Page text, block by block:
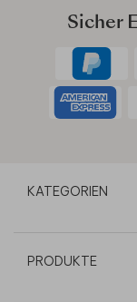
Sicher
KATEGORIEN
PRODUKTE